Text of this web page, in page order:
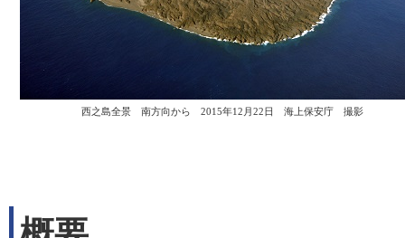
西之島全景 南方向から 2015年12月22日 海上保安庁 撮影